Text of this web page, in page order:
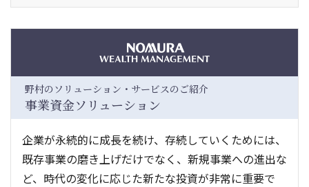
野村のソリューション・サービスのご紹介
事業資金ソリューション
企業が永続的に成長を続け、存続していくためには、
既存事業の磨き上げだけでなく、新規事業への進出な
ど、時代の変化に応じた新たな投資が非常に重要で